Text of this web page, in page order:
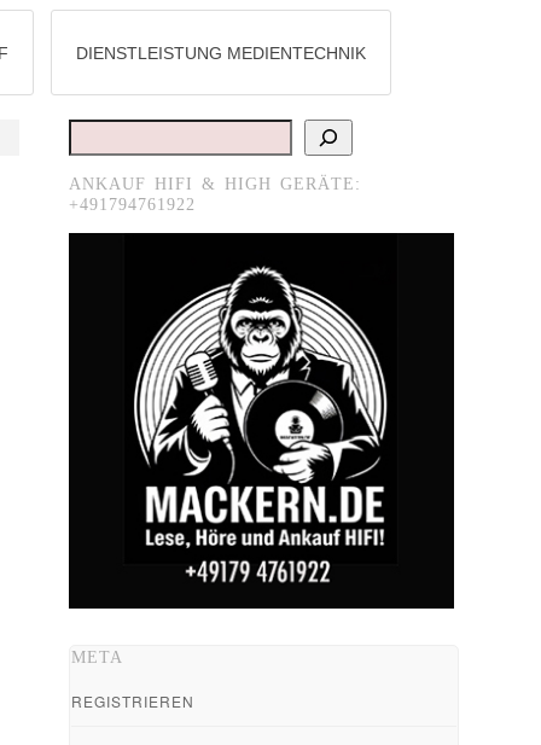
DIENSTLEISTUNG MEDIENTECHNIK
Suchen
ANKAUF HIFI & HIGH GERÄTE:
+491794761922
META
REGISTRIEREN